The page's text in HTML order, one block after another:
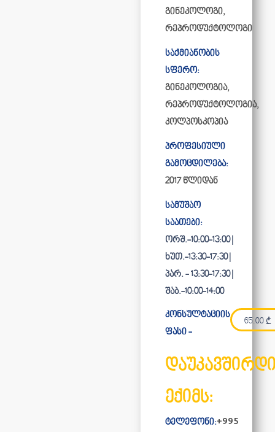
გინეკოლოგი,
რეპროდუქტოლოგი
საქმიანობის
სფერო:
გინეკოლოგია,
რეპროდუქტოლოგია,
კოლპოსკოპია
პროფესიული
გამოცდილება:
2017 წლიდან
სამუშაო
საათები:
ორშ.-10:00-13:00 |
ხუთ.-13:30-17:30 |
პარ. - 13:30-17:30 |
შაბ.-10:00-14:00
კონსულტაციის
ფასი -
65.00 ₾
ექიმს:
ტელეფონი:+995